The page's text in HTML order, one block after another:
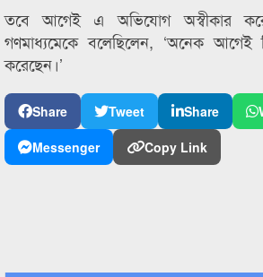
তবে আগেই এ অভিযোগ অস্বীকার
গণমাধ্যমেকে বলেছিলেন, ‘অনেক আগেই
করেছেন।’
Share Tweet Share
Messenger
Copy Link